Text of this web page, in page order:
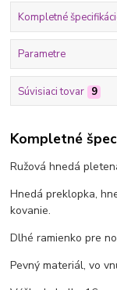
Kompletné
Parametre
Súvisiaci tovar 9
Kompletné
Ružová hnedá
Hnedá preklopka,
kovanie.
Dlhé ramienko pre
Pevný materiál, vo